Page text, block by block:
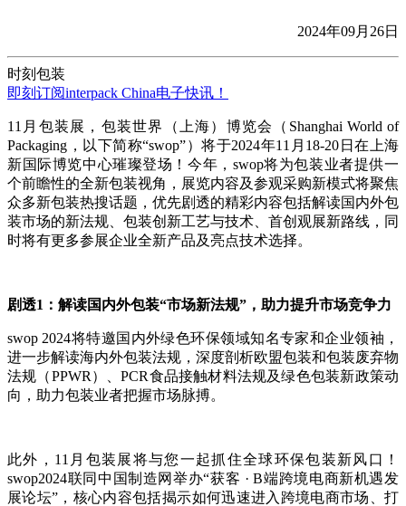
2024年09月26日
时刻包装
即刻订阅interpack China电子快讯！
11月包装展，包装世界（上海）博览会（Shanghai World of
Packaging，以下简称“swop”）将于2024年11月18-20日在上海
新国际博览中心璀璨登场！今年，swop将为包装业者提供一
个前瞻性的全新包装视角，展览内容及参观采购新模式将聚焦
众多新包装热搜话题，优先剧透的精彩内容包括解读国内外包
装市场的新法规、包装创新工艺与技术、首创观展新路线，同
时将有更多参展企业全新产品及亮点技术选择。
剧透1：解读国内外包装“市场新法规”，助力提升市场竞争力
swop 2024将特邀国内外绿色环保领域知名专家和企业领袖，
进一步解读海内外包装法规，深度剖析欧盟包装和包装废弃物
法规（PPWR）、PCR食品接触材料法规及绿色包装新政策动
向，助力包装业者把握市场脉搏。
此外，11月包装展将与您一起抓住全球环保包装新风口！
swop2024联同中国制造网举办“获客 · B端跨境电商新机遇发
展论坛”，核心内容包括揭示如何迅速进入跨境电商市场、打